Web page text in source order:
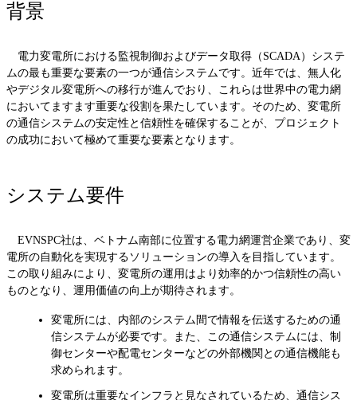
背景
電力変電所における監視制御およびデータ取得（SCADA）システ
ムの最も重要な要素の一つが通信システムです。近年では、無人化
やデジタル変電所への移行が進んでおり、これらは世界中の電力網
においてますます重要な役割を果たしています。そのため、変電所
の通信システムの安定性と信頼性を確保することが、プロジェクト
の成功において極めて重要な要素となります。
システム要件
EVNSPC社は、ベトナム南部に位置する電力網運営企業であり、変
電所の自動化を実現するソリューションの導入を目指しています。
この取り組みにより、変電所の運用はより効率的かつ信頼性の高い
ものとなり、運用価値の向上が期待されます。
変電所には、内部のシステム間で情報を伝送するための通
信システムが必要です。また、この通信システムには、制
御センターや配電センターなどの外部機関との通信機能も
求められます。
変電所は重要なインフラと見なされているため、通信シス